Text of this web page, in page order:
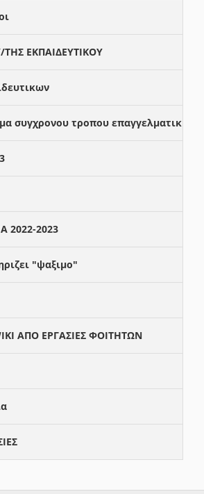
ΤΗΣ ΕΚΠΑΙΔΕΥΤΙΚΟΥ
συγχρονου τροπου επαγγελματικης
2022-2023
"ψαξιμο"
ΑΠΟ ΕΡΓΑΣΙΕΣ ΦΟΙΤΗΤΩΝ